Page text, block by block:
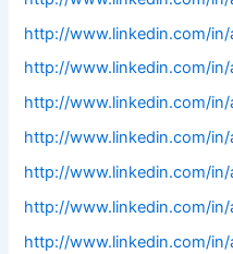
http://www.linkedin.com/
http://www.linkedin.com/
http://www.linkedin.com/
http://www.linkedin.com/in/
http://www.linkedin.com/
http://www.linkedin.com/in/
http://www.linkedin.com/in/